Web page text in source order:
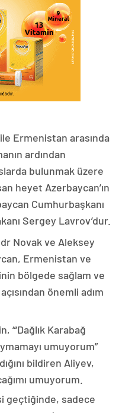
Ermenistan arasında
ardından
bulunmak üzere
heyet Azerbaycan’ın
Cumhurbaşkanı
Sergey Lavrov’dur.
Novak ve Aleksey
Ermenistan ve
bölgede sağlam ve
önemli adım
“‘Dağlık Karabağ
umuyorum”
bildiren Aliyev,
umuyorum.
geçtiğinde, sadece